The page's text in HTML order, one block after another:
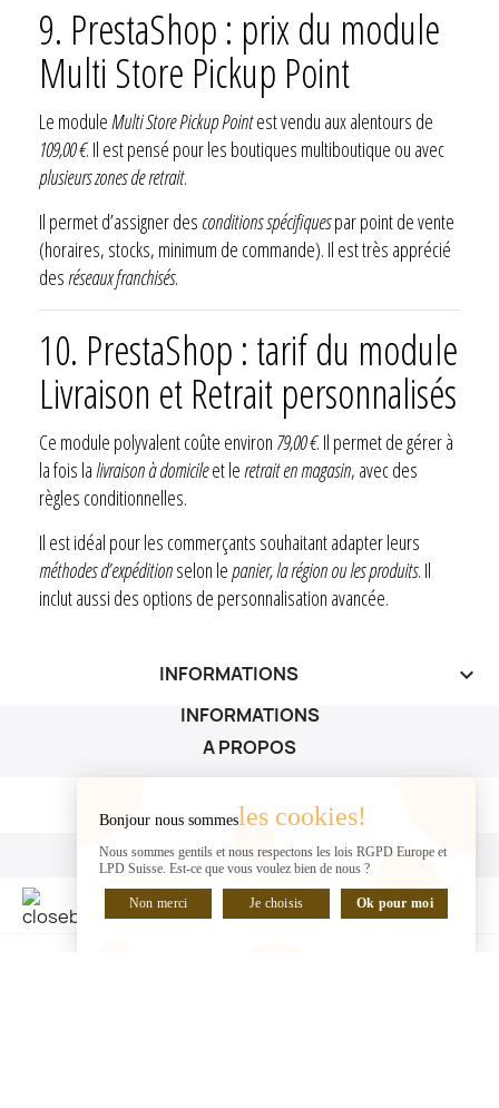
9. PrestaShop : prix du module
Multi Store Pickup Point
Le moduleMulti Store Pickup Pointest vendu aux alentours de
109,00 €. Il est pensé pour les boutiques multiboutique ou avec
plusieurs zones de retrait.
Il permet d’assigner des conditions spécifiquespar point de vente
(horaires, stocks, minimum de commande). Il est très apprécié
des réseaux franchisés.
10. PrestaShop : tarif du module
Livraison et Retrait personnalisés
Ce module polyvalent coûte environ 79,00 €. Il permet de gérer à
la fois la livraison à domicileet le retrait en magasin, avec des
règles conditionnelles.
Il est idéal pour les commerçants souhaitant adapter leurs
méthodes d’expéditionselon lepanier, la région ou les produits. Il
inclut aussi des options de personnalisation avancée.
INFORMATIONS keyboard_arrow_down
INFORMATIONS
A PROPOS
A PROPOS
VOTRE COMPTE
VOTRE COMPTE
Bonjour nous sommesles cookies!
Nous sommes gentils et nous respectons les lois RGPD Europe et
LPD Suisse. Est-ce que vous voulez bien de nous ?
Non merci Je choisis Ok pour moi
DISCUTER EN LIGNE